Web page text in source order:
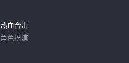
热血合击
角色扮演